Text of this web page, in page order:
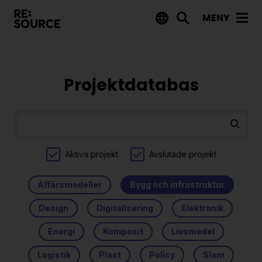
MENY
Tips på utlysningar
Projekt
Projektdatabas
Rapporter från RE:Source
Finansiering
Utlysningar
Projekt­databas
Aktiva projekt Avslutade projekt
Affärsmodeller Bygg och infrastruktur
Design Digitalisering Elektronik
Energi Komposit Livsmedel
Logistik Plast Policy Slam